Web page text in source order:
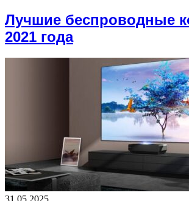
Лучшие беспроводные
2021 года
31.05.2025